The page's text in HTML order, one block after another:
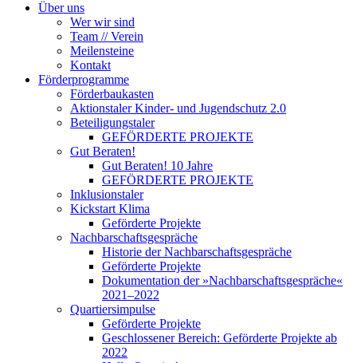
Über uns
Wer wir sind
Team // Verein
Meilensteine
Kontakt
Förderprogramme
Förderbaukasten
Aktionstaler Kinder- und Jugendschutz 2.0
Beteiligungstaler
GEFÖRDERTE PROJEKTE
Gut Beraten!
Gut Beraten! 10 Jahre
GEFÖRDERTE PROJEKTE
Inklusionstaler
Kickstart Klima
Geförderte Projekte
Nachbarschaftsgespräche
Historie der Nachbarschaftsgespräche
Geförderte Projekte
Dokumentation der »Nachbarschaftsgespräche«
2021–2022
Quartiersimpulse
Geförderte Projekte
Geschlossener Bereich: Geförderte Projekte ab
2022